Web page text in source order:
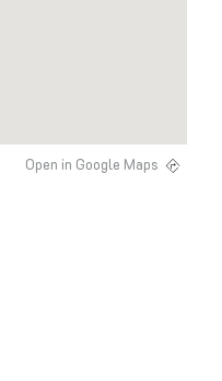
Open in Google Maps